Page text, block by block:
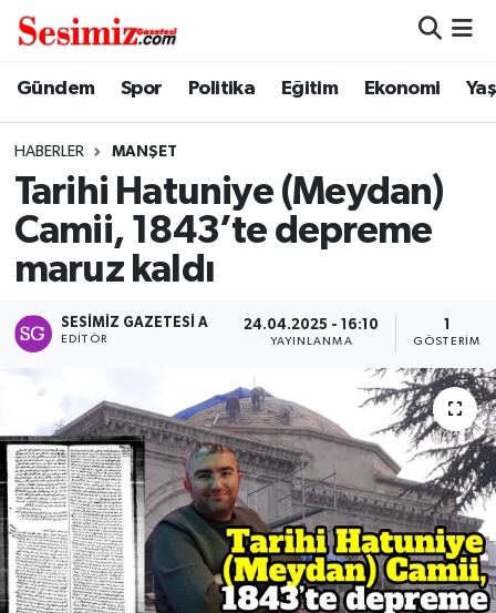
Gündem Spor Politika Eğitim Ekonomi
HABERLER MANŞET
Tarihi Hatuniye (Meydan)
Camii, 1843’te depreme
maruz kaldı
SESIMIZ GAZETESI A
EDITÖR
24.04.2025 - 16:10
YAYINLANMA GÖSTERIM
Dünya
Ekonomi
Genel
Gündem
Politika
Sağlık
Spor
Teknoloji
Nöbetçi Eczaneler
Namaz Vakitleri
Trafik Durumu
Süper Lig Puan Durumu ve Fikstür
Son Dakika Haberleri
Haber Arşivi